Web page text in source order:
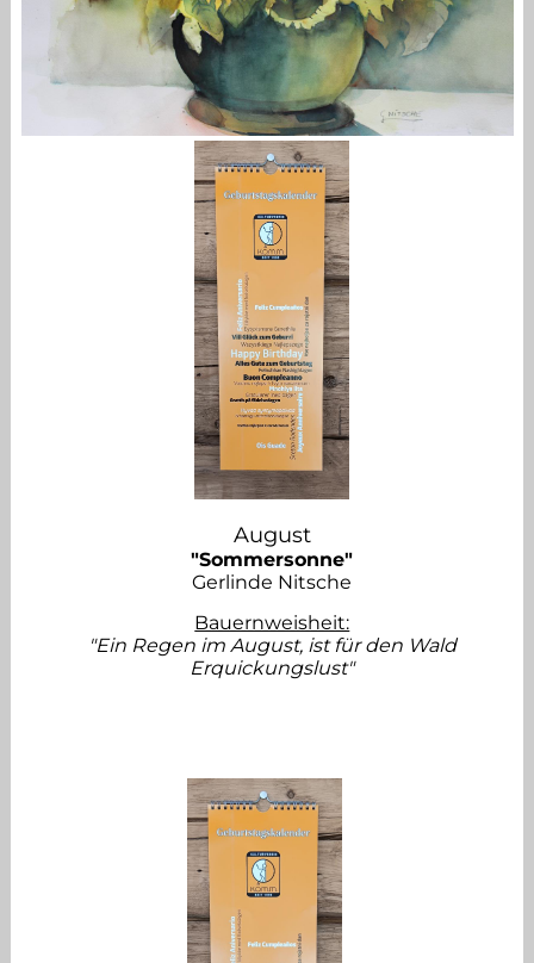
August
"Sommersonne"
Gerlinde Nitsche
Bauernweisheit:
"Ein Regen im August, ist für den Wald
Erquickungslust"